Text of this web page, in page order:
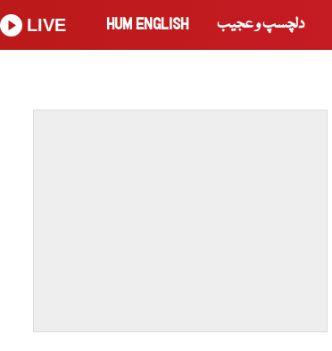
دلچسپ و عجیب HUM ENGLISH
LIVE